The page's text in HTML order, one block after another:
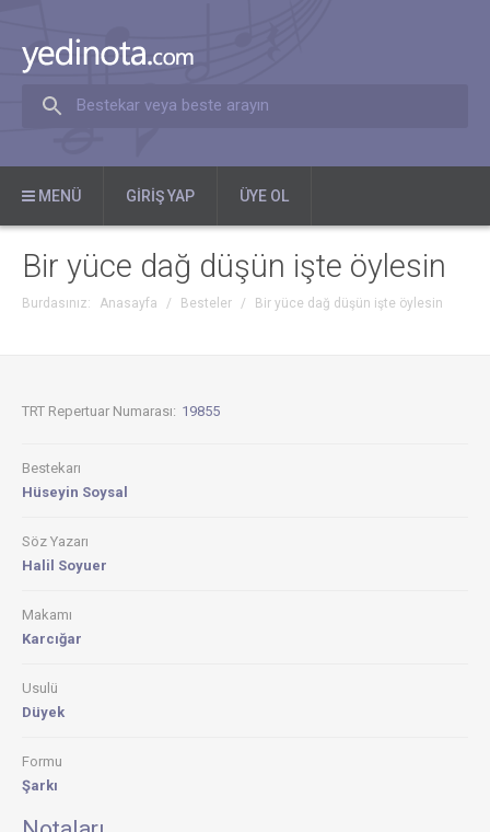
Bestekar veya beste arayın
MENÜ GIRIŞ YAP ÜYE OL
Bir yüce dağ düşün işte öylesin
Burdasınız: Anasayfa / Besteler / Bir yüce dağ düşün işte öylesin
TRT Repertuar Numarası: 19855
Bestekarı
Hüseyin Soysal
Söz Yazarı
Halil Soyuer
Makamı
Karcığar
Usulü
Düyek
Formu
Şarkı